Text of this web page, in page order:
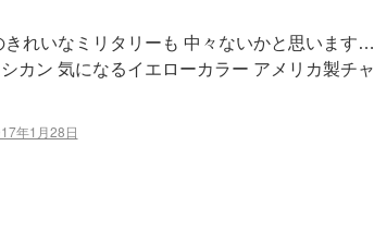
れいなミリタリーも 中々ないかと思います…
カン 気になるイエローカラー アメリカ製チャ
年1月28日